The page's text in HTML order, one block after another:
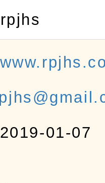
01-07